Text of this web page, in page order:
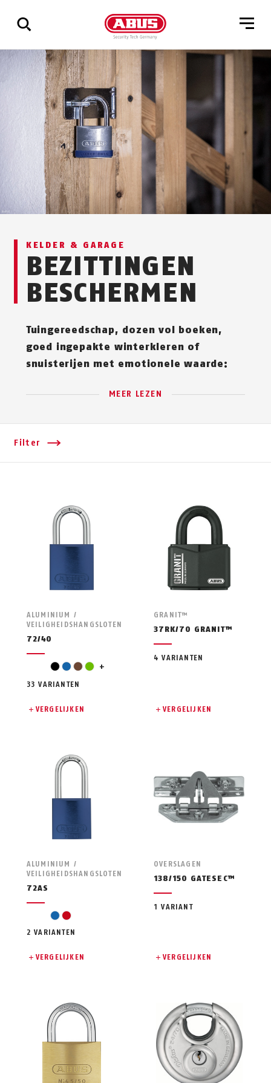
Geef
resultaten
weer
KELDER & GARAGE
BEZITTINGEN
BESCHERMEN
Tuingereedschap, dozen vol boeken,
goed ingepakte winterkleren of
snuisterijen met emotionele waarde:
MEER LEZEN
Filter
ALUMINIUM /
VEILIGHEIDSHANGSLOTEN
72/40
zwartblauw
bruingroen
oranje +
33 VARIANTEN
VERGELIJKEN
GRANIT™
37RK/70 GRANIT™
4 VARIANTEN
VERGELIJKEN
ALUMINIUM /
VEILIGHEIDSHANGSLOTEN
72AS
blauw
rood
2 VARIANTEN
VERGELIJKEN
OVERSLAGEN
138/150 GATESEC™
1 VARIANT
VERGELIJKEN